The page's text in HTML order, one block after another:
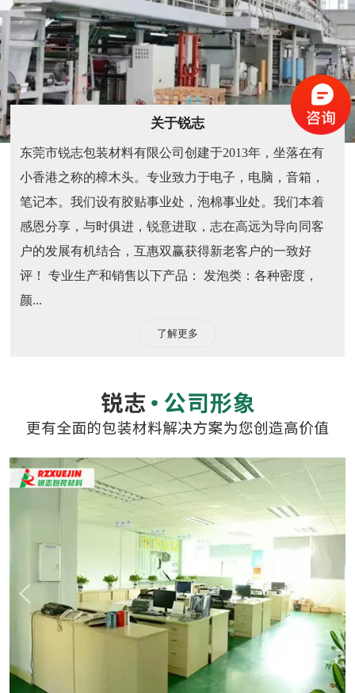
关于锐志
东莞市锐志包装材料有限公司创建于2013年，坐落在有
小香港之称的樟木头。专业致力于电子，电脑，音箱，
笔记本。我们设有胶贴事业处，泡棉事业处。我们本着
感恩分享，与时俱进，锐意进取，志在高远为导向同客
户的发展有机结合，互惠双赢获得新老客户的一致好
评！ 专业生产和销售以下产品： 发泡类：各种密度，
颜...
了解更多